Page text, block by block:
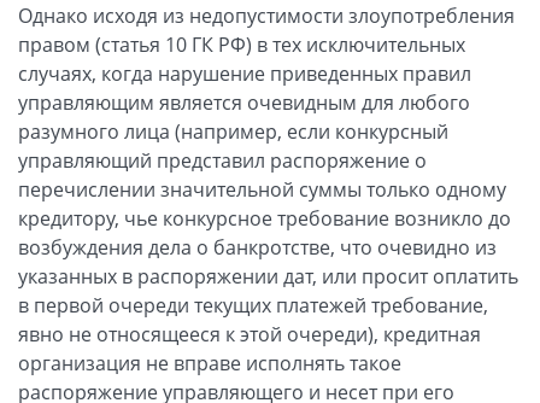
Однако исходя из недопустимости злоупотребления
правом (статья 10 ГК РФ) в тех исключительных
случаях, когда нарушение приведенных правил
управляющим является очевидным для любого
разумного лица (например, если конкурсный
управляющий представил распоряжение о
перечислении значительной суммы только одному
кредитору, чье конкурсное требование возникло до
возбуждения дела о банкротстве, что очевидно из
указанных в распоряжении дат, или просит оплатить
в первой очереди текущих платежей требование,
явно не относящееся к этой очереди), кредитная
организация не вправе исполнять такое
распоряжение управляющего и несет при его